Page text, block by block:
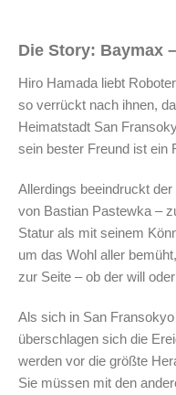
Die Story: Baymax
Hiro Hamada liebt
so verrückt nach ihnen,
Heimatstadt San
sein bester Freund ist ein
Allerdings beeindruckt
von Bastian Pastewka –
Statur als mit seinem
um das Wohl aller
zur Seite – ob der will
Als sich in San
überschlagen sich die
werden vor die größte
Sie müssen mit den